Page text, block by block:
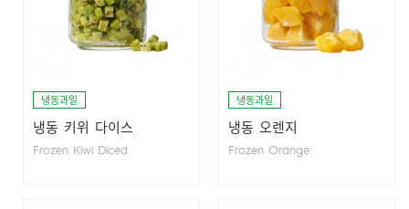
냉동과일
냉동 키위 다이스
Frozen Kiwi Diced
냉동과일
냉동 오렌지
Frozen Orange